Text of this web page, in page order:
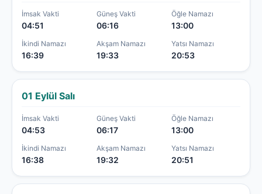
İmsak Vakti
04:51
Güneş Vakti
06:16
Öğle Namazı
13:00
İkindi Namazı
16:39
Akşam Namazı
19:33
Yatsı Namazı
20:53
01 Eylül Salı
İmsak Vakti
04:53
Güneş Vakti
06:17
Öğle Namazı
13:00
İkindi Namazı
16:38
Akşam Namazı
19:32
Yatsı Namazı
20:51